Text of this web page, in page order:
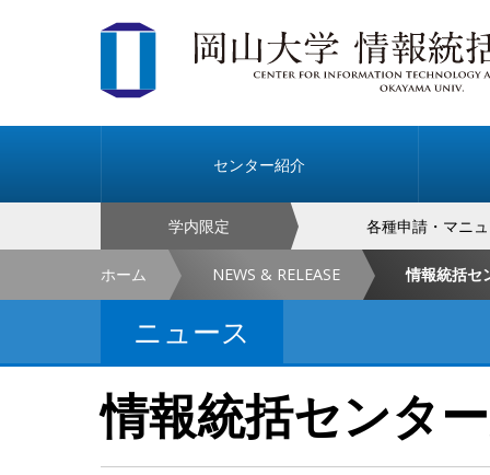
センター紹介
学内限定 各種申請・マニ
ホーム NEWS & RELEASE 情報統括セ
ニュース
情報統括センタ